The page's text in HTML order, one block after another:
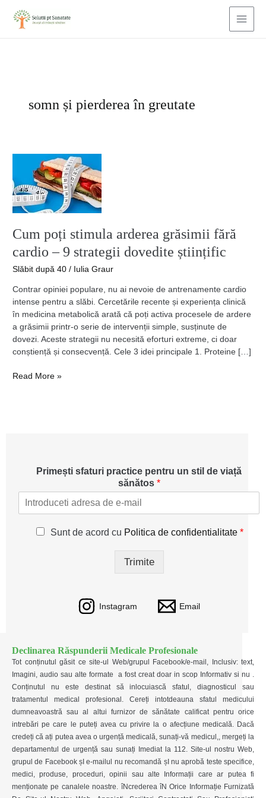
content
somn și pierderea în greutate
Cum poți stimula arderea grăsimii fără
cardio – 9 strategii dovedite științific
Slăbit după 40 / Iulia Graur
Contrar opiniei populare, nu ai nevoie de antrenamente cardio
intense pentru a slăbi. Cercetările recente și experiența clinică
în medicina metabolică arată că poți activa procesele de ardere
a grăsimii printr-o serie de intervenții simple, susținute de
dovezi. Aceste strategii nu necesită eforturi extreme, ci doar
conștiență și consecvență. Cele 3 idei principale 1. Proteine […]
stimula
arderea
grăsimii
cardio
9
strategii
Read More »
Primești sfaturi practice pentru un stil de viață
sănătos *
Sunt de acord cu Politica de confidentialitate *
Trimite
Instagram Email
Declinarea Răspunderii Medicale Profesionale
Tot conținutul găsit ce site-ul Web/grupul Facebook/e-mail, Inclusiv: text,
Imagini, audio sau alte formate a fost creat doar in scop Informativ si nu .
Conținutul nu este destinat să inlocuiască sfatul, diagnosticul sau
tratamentul medical profesional. Cereți intotdeauna sfatul medicului
dumneavoastră sau al altui furnizor de sănătate calificat pentru orice
intrebări pe care le puteți avea cu privire la o afecțiune medicală. Dacă
credeți că ați putea avea o urgență medicală, sunați-vă medicul,, mergeți la
departamentul de urgență sau sunați Imediat la 112. Site-ul nostru Web,
grupul de Facebook șI e-mailul nu recomandă șI nu aprobă teste specifice,
medici, produse, proceduri, opinii sau alte Informații care ar putea fi
menționate pe canalele noastre. îNcrederea îN Orice Informație Furnizată